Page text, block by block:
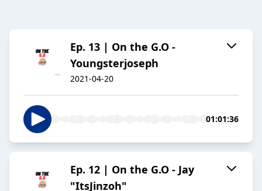
Ep. 13 | On the G.O -
Youngsterjoseph
2021-04-20
01:01:36
Ep. 12 | On the G.O - Jay
"ItsJinzoh"